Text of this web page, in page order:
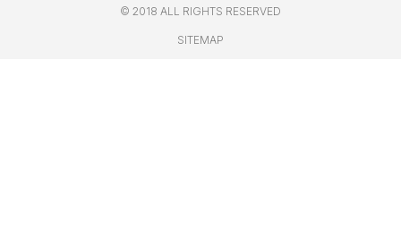
© 2018 ALL RIGHTS RESERVED​
SITEMAP